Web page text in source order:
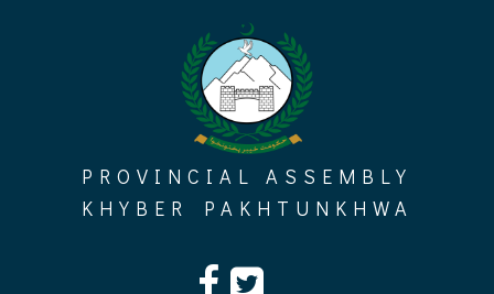
PROVINCIAL ASSEMBLY
KHYBER PAKHTUNKHWA